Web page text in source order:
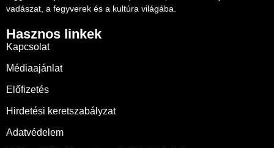
vadászat, a fegyverek és a kultúra világába.
Hasznos linkek
Kapcsolat
Médiaajánlat
Előfizetés
Hirdetési keretszabályzat
Adatvédelem